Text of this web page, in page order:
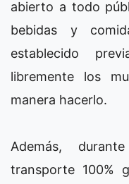
abierto a todo
bebidas y
establecido
libremente los
manera hacerlo.
Además,
transporte 100%